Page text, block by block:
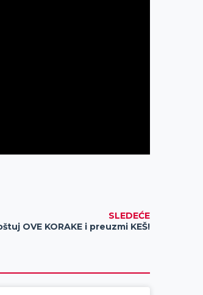
SLEDEĆE
OVE KORAKE i preuzmi KEŠ!